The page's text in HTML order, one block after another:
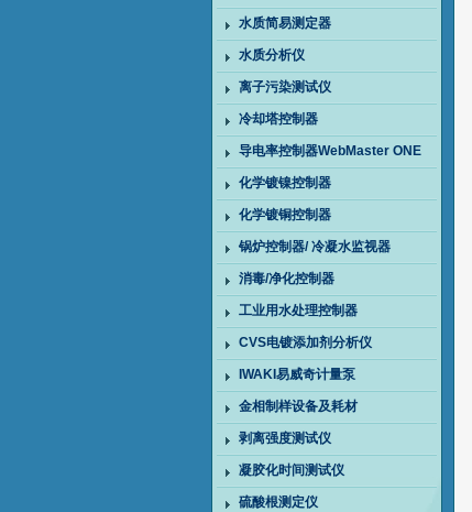
水质简易测定器
水质分析仪
离子污染测试仪
冷却塔控制器
导电率控制器WebMaster ONE
化学镀镍控制器
化学镀铜控制器
锅炉控制器/ 冷凝水监视器
消毒/净化控制器
工业用水处理控制器
CVS电镀添加剂分析仪
IWAKI易威奇计量泵
金相制样设备及耗材
剥离强度测试仪
凝胶化时间测试仪
硫酸根测定仪